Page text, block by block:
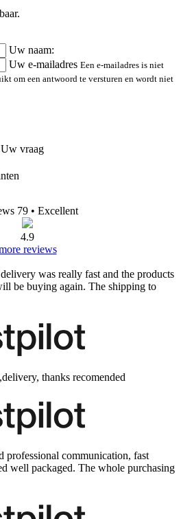
vindt u veelgestelde vragen
functies, parameters en het gebruik
vraag heeft over Draagbare
kunt u deze stellen in het
beantwoorden uw vraag graag.
stove Ecotree -
Uw naam:
om een antwoord te versturen en wordt niet
Uw vraag
79 • Excellent
4.9
was really fast and the products
be buying again. The shipping to